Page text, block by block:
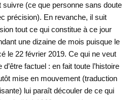
suivre (ce que personne sans doute
précision). En revanche, il suit
tout ce qui constitue à ce jour
une dizaine de mois puisque le
le 22 février 2019. Ce qui ne veut
d’être factuel : en fait toute l’histoire
mise en mouvement (traduction
lui paraît découler de ce qui